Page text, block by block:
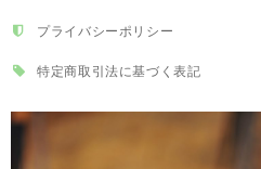
プライバシーポリシー
特定商取引法に基づく表記